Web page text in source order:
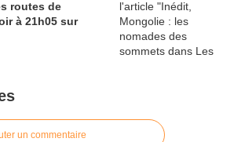
routes de
à 21h05 sur
un commentaire